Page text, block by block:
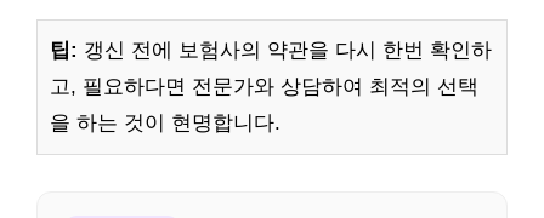
팁: 갱신 전에 보험사의 약관을 다시 한번 확인하
고, 필요하다면 전문가와 상담하여 최적의 선택
을 하는 것이 현명합니다.